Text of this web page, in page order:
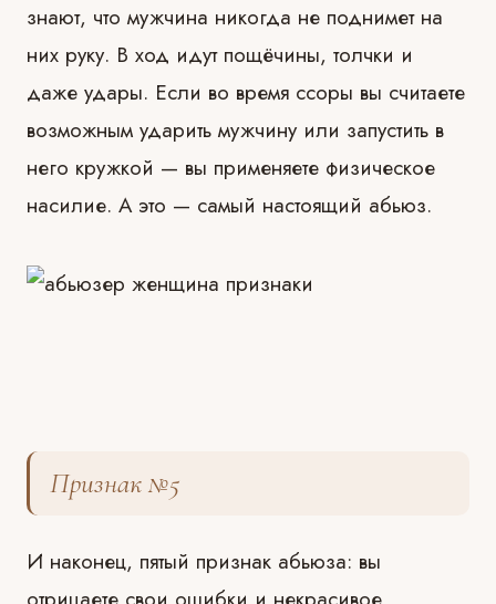
знают, что мужчина никогда не поднимет на
них руку. В ход идут пощёчины, толчки и
даже удары. Если во время ссоры вы считаете
возможным ударить мужчину или запустить в
него кружкой — вы применяете физическое
насилие. А это — самый настоящий абьюз.
Признак №5
И наконец, пятый признак абьюза: вы